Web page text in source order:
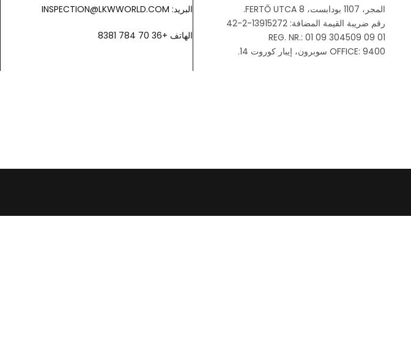
المجر، 1107 بودابست، FERTŐ UTCA 8.
رقم ضريبة القيمة المضافة: 13915272-2-42
REG. NR.: 01 09 304509 09 01
OFFICE: 9400 سوبرون، إيبار كوروت 14.
البريد: INSPECTION@LKWWORLD.COM
الهاتف +36 70 784 8381